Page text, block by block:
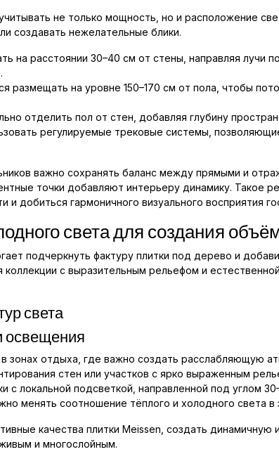
не только мощность, но и расположение
создавать нежелательные блики.
на расстоянии 30–40 см от стены, направляя лучи
размещать на уровне 150–170 см от пола, чтобы
отделить пол от стен, добавляя глубину
регулируемые трековые системы,
важно сохранять баланс между прямыми и
точки добавляют интерьеру динамику. Такое
и добиться гармоничного визуального восприятия
света для создания
подчеркнуть фактуру плитки под дерево и
с выразительным рельефом и
света
освещения
зонах отдыха, где важно создать расслабляющую
стен или участков с ярко выраженным
с локальной подсветкой, направленной под углом
менять соотношение тёплого и холодного света
качества плитки Meissen, создать динамичную
и многослойным.